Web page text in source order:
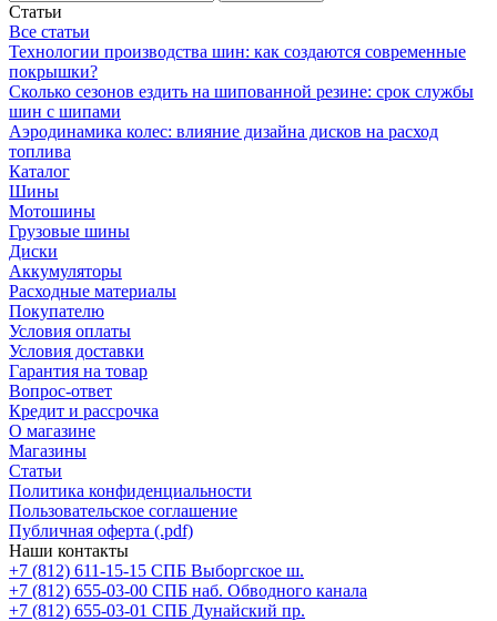
Статьи
Все статьи
Технологии производства шин: как создаются современные
покрышки?
Сколько сезонов ездить на шипованной резине: срок службы
шин с шипами
Аэродинамика колес: влияние дизайна дисков на расход
топлива
Каталог
Шины
Мотошины
Грузовые шины
Диски
Аккумуляторы
Расходные материалы
Покупателю
Условия оплаты
Условия доставки
Гарантия на товар
Вопрос-ответ
Кредит и рассрочка
О магазине
Магазины
Статьи
Политика конфиденциальности
Пользовательское соглашение
Публичная оферта (.pdf)
Наши контакты
+7 (812) 611-15-15 СПБ Выборгское ш.
+7 (812) 655-03-00 СПБ наб. Обводного канала
+7 (812) 655-03-01 СПБ Дунайский пр.